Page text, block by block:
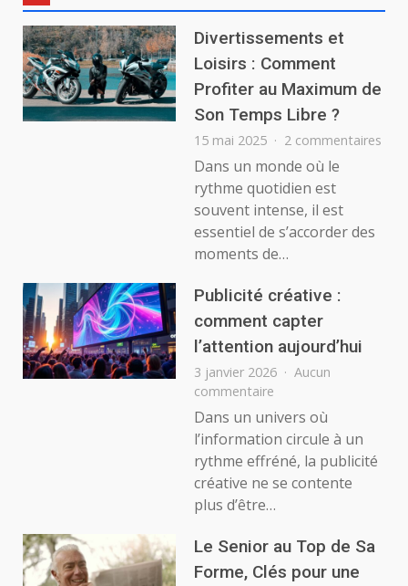
Divertissements et
Loisirs : Comment
Profiter au Maximum de
Son Temps Libre ?
15 mai 2025 2 commentaires
Dans un monde où le
rythme quotidien est
souvent intense, il est
essentiel de s’accorder des
moments de…
Publicité créative :
comment capter
l’attention aujourd’hui
3 janvier 2026
Aucun
commentaire
Publicité
créative
:
comment
capter
l’attention
Dans un univers où
l’information circule à un
rythme effréné, la publicité
créative ne se contente
plus d’être…
Le Senior au Top de Sa
Forme, Clés pour une